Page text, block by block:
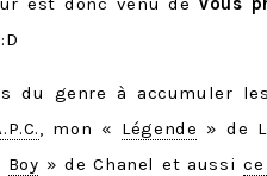
:D
du genre à accumuler
, mon « Légende » de
Boy » de Chanel et aussi